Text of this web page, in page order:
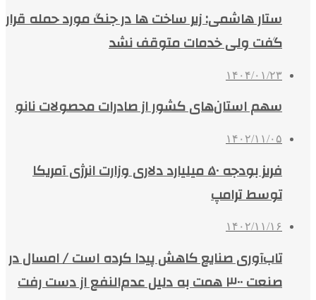
ستار هاشمی: زیر ساخت ها در جنگ مورد حمله قرار
گفت ولی خدمات متوقف نشد
۱۴۰۴/۰۱/۲۳
سهم استان‌های کشور از صادرات محصولات نانو
۱۴۰۲/۱۱/۰۵
فریز بودجه ۵۰ میلیارد دلاری وزارت انرژی آمریکا
توسط ترامپ
۱۴۰۲/۱۱/۱۶
تاب‌آوری صنایع کاهش پیدا کرده است / امسال در
صنعت ۳۰۰ همت به دلیل عدم‌النفع از دست رفت